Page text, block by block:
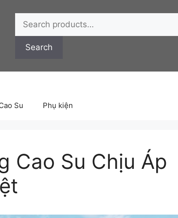
for:
Search
Su Phụ kiện
Cao Su Chịu Áp